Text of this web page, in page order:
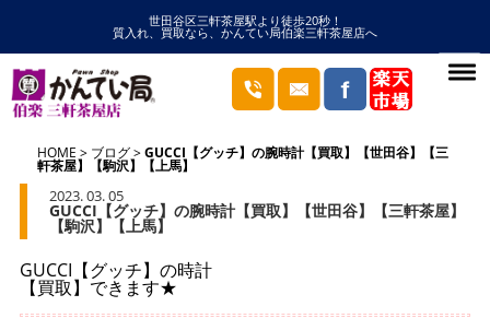
世田谷区三軒茶屋駅より徒歩20秒！
質入れ、買取なら、かんてい局伯楽三軒茶屋店へ
HOME ブログ GUCCI【グッチ】の腕時計【買取】【世田谷】【三
軒茶屋】【駒沢】【上馬】
2023. 03. 05
GUCCI【グッチ】の腕時計【買取】【世田谷】【三軒茶屋】
【駒沢】【上馬】
GUCCI【グッチ】の時計
【買取】できます★